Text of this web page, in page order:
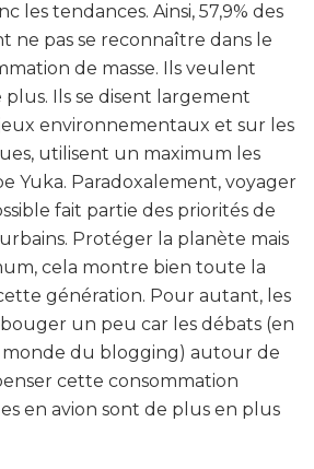
les tendances. Ainsi, 57,9% des
ne pas se reconnaître dans le
de masse. Ils veulent
Ils se disent largement
environnementaux et sur les
utilisent un maximum les
Yuka. Paradoxalement, voyager
fait partie des priorités de
Protéger la planète mais
cela montre bien toute la
génération. Pour autant, les
bouger un peu car les débats (en
du blogging) autour de
cette consommation
en avion sont de plus en plus